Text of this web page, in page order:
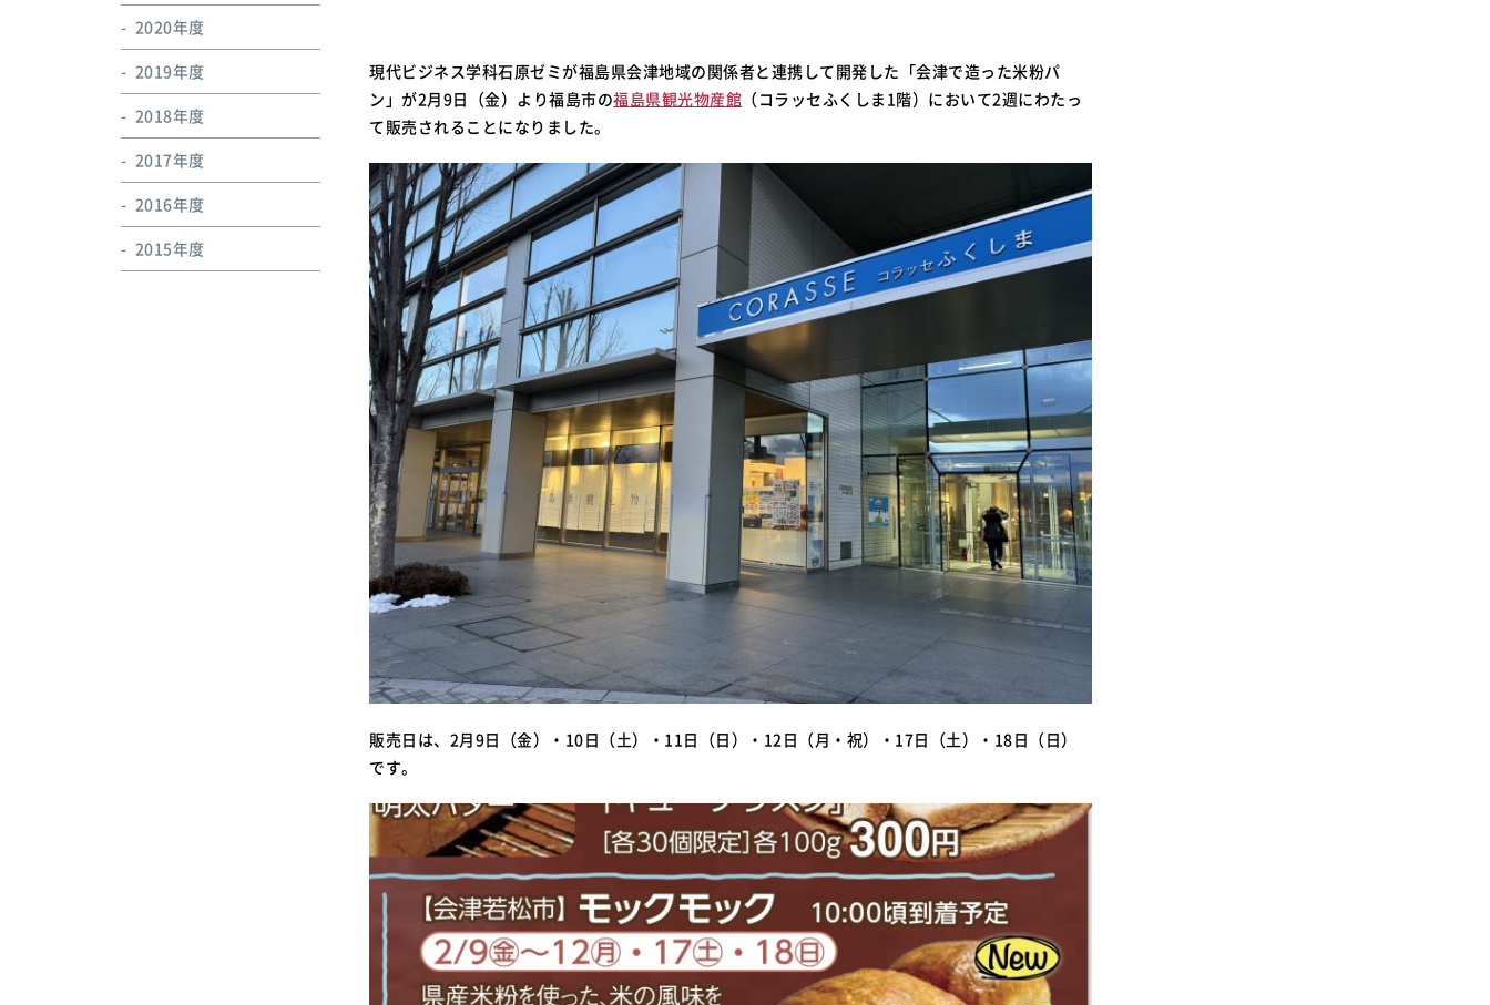
現代ビジネス学科石原ゼミが福島県会津地域の関係者と連携して開発した「会津で造った米粉パ
ン」が2月9日（金）より福島市の福島県観光物産館 （コラッセふくしま1階）において2週にわたっ
て販売されることになりました。
販売日は、2月9日（金）・10日（土）・11日（日）・12日（月・祝）・17日（土）・18日（日）
です。
2020年度
2019年度
2018年度
2017年度
2016年度
2015年度